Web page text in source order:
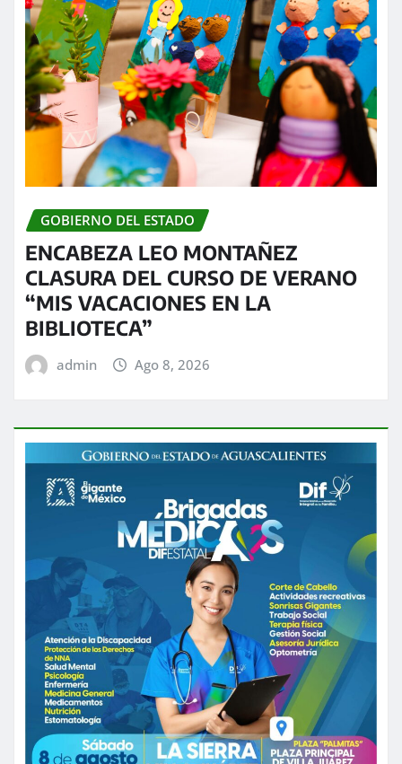
GOBIERNO DEL ESTADO
ENCABEZA LEO MONTAÑEZ
CLASURA DEL CURSO DE VERANO
“MIS VACACIONES EN LA
BIBLIOTECA”
admin Ago 8, 2026